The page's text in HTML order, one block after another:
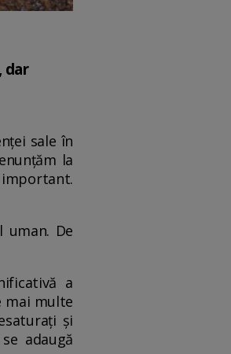
dar
sale în
la
uman. De
a
mai multe
și
adaugă